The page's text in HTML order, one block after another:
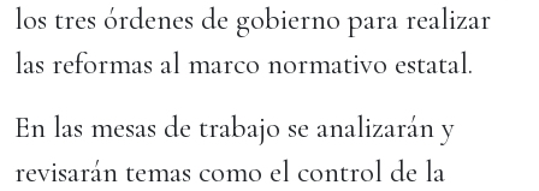
los tres órdenes de gobierno para realizar
las reformas al marco normativo estatal.
En las mesas de trabajo se analizarán y
revisarán temas como el control de la